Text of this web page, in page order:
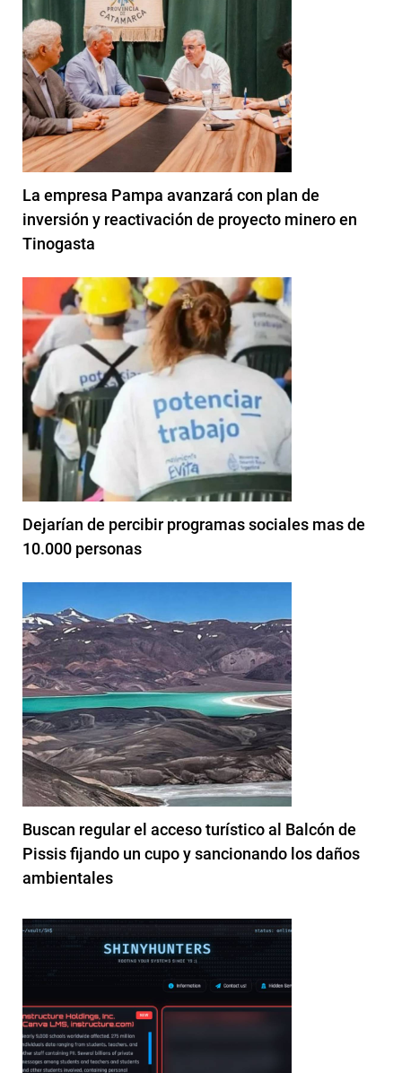
La empresa Pampa avanzará con plan de
inversión y reactivación de proyecto minero en
Tinogasta
Dejarían de percibir programas sociales mas de
10.000 personas
Buscan regular el acceso turístico al Balcón de
Pissis fijando un cupo y sancionando los daños
ambientales